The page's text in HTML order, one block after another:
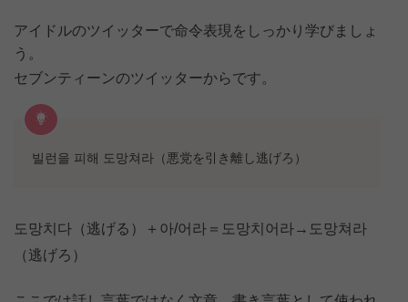
アイドルのツイッターで命令表現をしっかり学びましょ
う。
セブンティーンのツイッターからです。
빌런을 피해 도망쳐라（悪党を引き離し逃げろ）
도망치다（逃げる）＋아/어라＝도망치어라→도망쳐라
（逃げろ）